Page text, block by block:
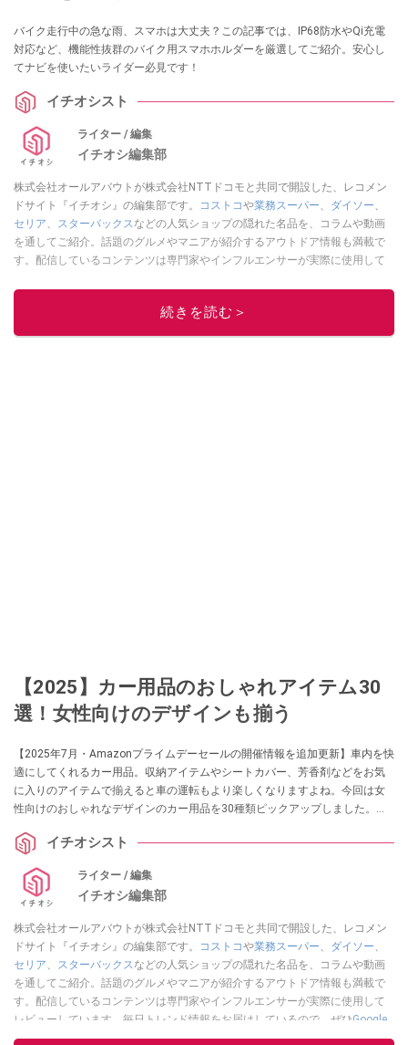
バイク走行中の急な雨、スマホは大丈夫？この記事では、IP68防水やQi充電
対応など、機能性抜群のバイク用スマホホルダーを厳選してご紹介。安心し
てナビを使いたいライダー必見です！
イチオシスト
ライター / 編集
イチオシ編集部
株式会社オールアバウトが株式会社NTTドコモと共同で開設した、レコメン
ドサイト『イチオシ』の編集部です。
コストコや業務スーパー ダイソー
セリア
スターバックス などの人気ショップの隠れた名品を、コラムや動画
を通してご紹介。話題のグルメやマニアが紹介するアウトドア情報も満載で
す。配信しているコンテンツは専門家やインフルエンサーが実際に使用して
ニュースでフォロー
続きを読む＞
【2025】カー用品のおしゃれアイテム30
選！女性向けのデザインも揃う
【2025年7月・Amazonプライムデーセールの開催情報を追加更新】車内を快
適にしてくれるカー用品。収納アイテムやシートカバー、芳香剤などをお気
に入りのアイテムで揃えると車の運転もより楽しくなりますよね。今回は女
性向けのおしゃれなデザインのカー用品を30種類ピックアップしました。車
イチオシスト
ライター / 編集
イチオシ編集部
株式会社オールアバウトが株式会社NTTドコモと共同で開設した、レコメン
ドサイト『イチオシ』の編集部です。
コストコや業務スーパー ダイソー
セリア
スターバックス などの人気ショップの隠れた名品を、コラムや動画
を通してご紹介。話題のグルメやマニアが紹介するアウトドア情報も満載で
す。配信しているコンテンツは専門家やインフルエンサーが実際に使用して
レビューしています。毎日トレンド情報をお届けしているので、ぜひGoogle
ニュースでフォローしてください！